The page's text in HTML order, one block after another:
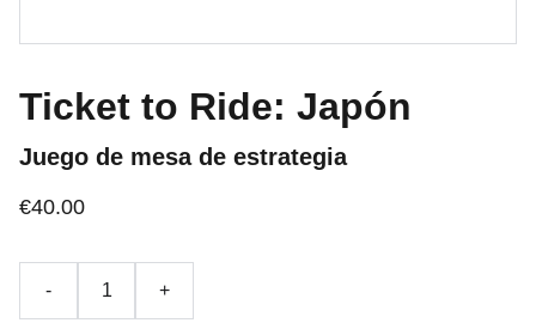
Ticket to Ride: Japón
Juego de mesa de estrategia
€40.00
- +